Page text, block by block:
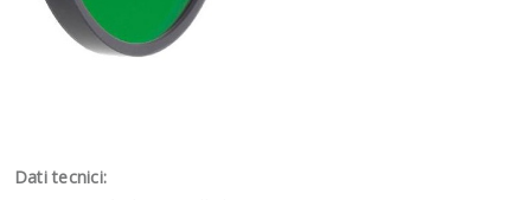
Dati tecnici: